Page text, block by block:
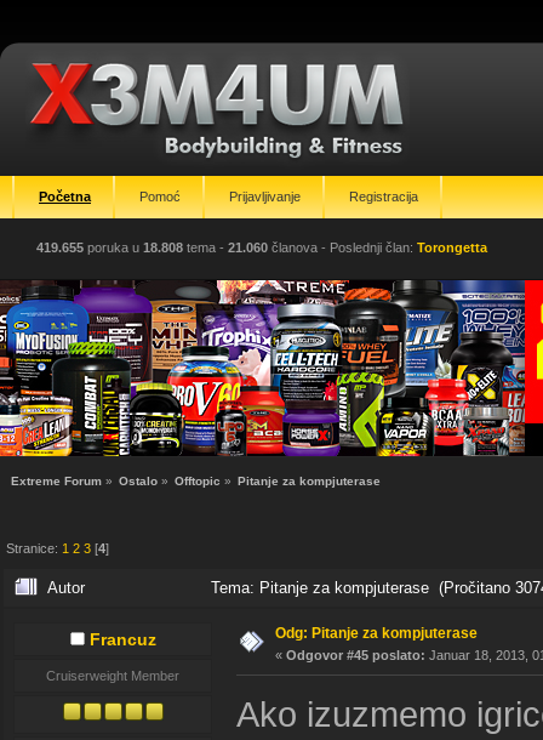
Početna Pomoć Prijavljivanje Registracija
419.655 poruka u 18.808 tema - 21.060 članova - Poslednji član: Torongetta
Extreme Forum » Ostalo » Offtopic » Pitanje za kompjuterase
Stranice:1 2 3 [4]
Autor Tema: Pitanje za kompjuterase (Pročitano
Francuz
Cruiserweight Member
Odg: Pitanje za kompjuterase
« Odgovor #45 poslato: Januar 18, 2013,
Ako izuzmemo